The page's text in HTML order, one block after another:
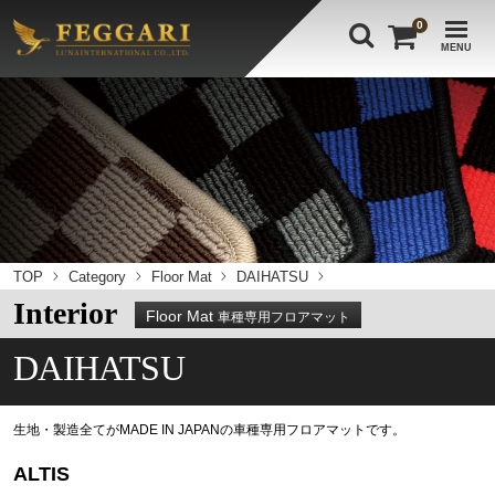
MENU
0
TOP Category Floor Mat DAIHATSU
Interior Floor Mat 車種専用フロアマット
DAIHATSU
生地・製造全てがMADE IN JAPANの車種専用フロアマットです。
ALTIS